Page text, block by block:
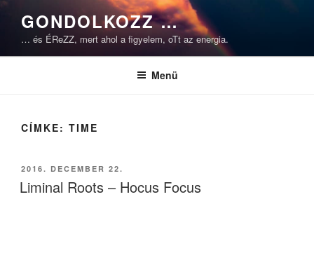
Tartalomhoz
GONDOLKOZZ …
… és ÉReZZ, mert ahol a figyelem, oTt az energia.
Menü
CÍMKE: TIME
BEKÜLDVE:
2016. DECEMBER 22.
Liminal Roots – Hocus Focus